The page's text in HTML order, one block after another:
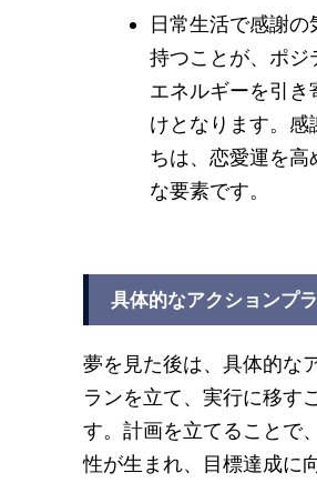
日常生活で感謝の
持つことが、ポジ
エネルギーを引き
けとなります。感
ちは、恋愛運を高
な要素です。
具体的なアクションプ
夢を見た後は、具体的な
ランを立て、実行に移す
す。計画を立てることで
性が生まれ、目標達成に